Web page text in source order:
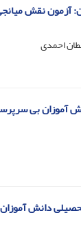
آزمون نقش
احمدی
آموزان بی
دانش